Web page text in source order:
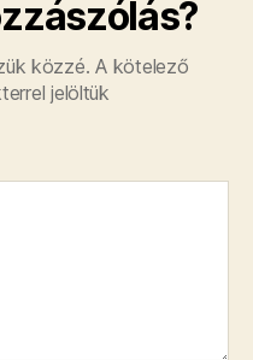
közzé. A kötelező
jelöltük